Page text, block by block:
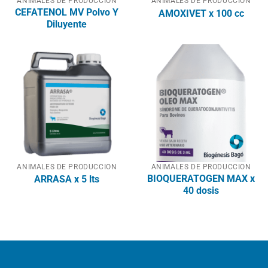
CEFATENOL MV Polvo Y
Diluyente
AMOXIVET x 100 cc
ANIMALES DE PRODUCCION
ARRASA x 5 lts
ANIMALES DE PRODUCCION
BIOQUERATOGEN MAX x
40 dosis